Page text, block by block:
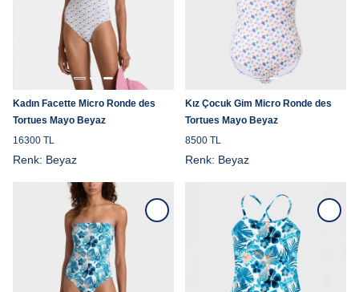
Kadın Facette Micro Ronde des
Tortues Mayo Beyaz
16300 TL
Renk: Beyaz
Kız Çocuk Gim Micro Ronde des
Tortues Mayo Beyaz
8500 TL
Renk: Beyaz